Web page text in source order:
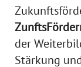
der
Stärkung